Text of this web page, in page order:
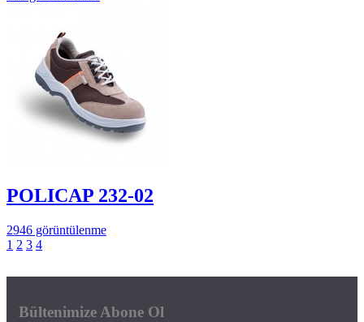
POLICAP 232-02
2946 görüntülenme
1 2 3 4
Bültenimize Abone Ol